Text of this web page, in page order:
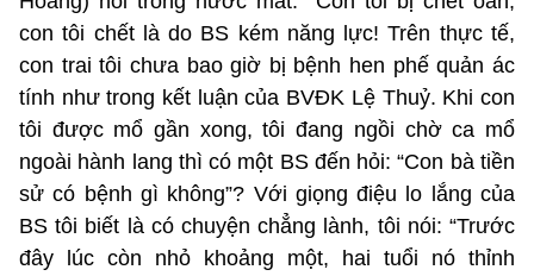
con tôi chết là do BS kém năng lực! Trên thực tế,
con trai tôi chưa bao giờ bị bệnh hen phế quản ác
tính như trong kết luận của BVĐK Lệ Thuỷ. Khi con
tôi được mổ gần xong, tôi đang ngồi chờ ca mổ
ngoài hành lang thì có một BS đến hỏi: “Con bà tiền
sử có bệnh gì không”? Với giọng điệu lo lắng của
BS tôi biết là có chuyện chẳng lành, tôi nói: “Trước
đây lúc còn nhỏ khoảng một, hai tuổi nó thỉnh